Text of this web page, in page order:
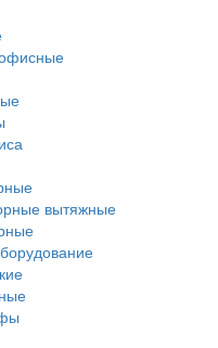
вытяжные